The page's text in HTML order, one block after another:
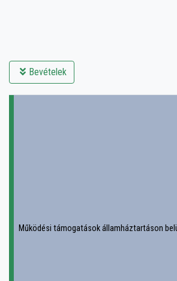
Bevételek
Működési támogatások államháztartáson